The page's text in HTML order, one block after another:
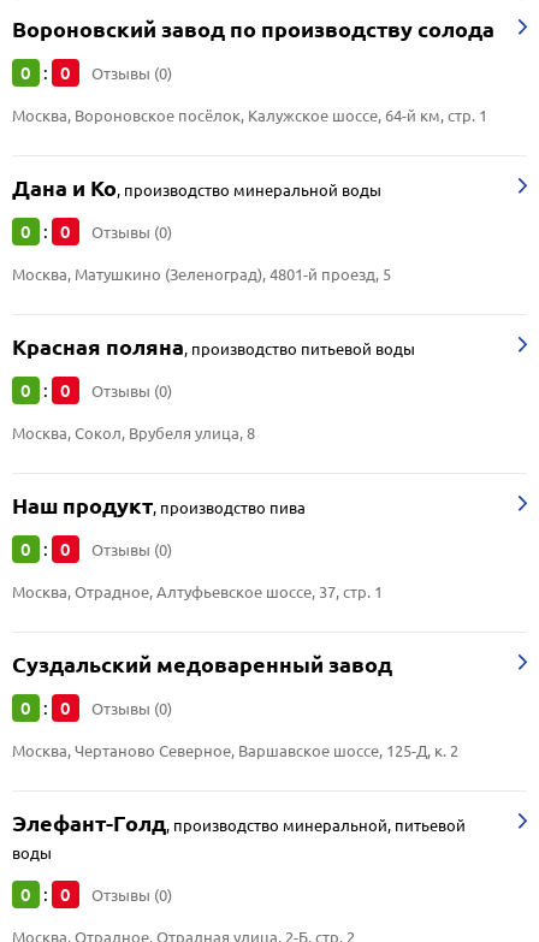
Вороновский завод по производству солода
0 : 0 Отзывы (0)
Москва, Вороновское посёлок, Калужское шоссе, 64-й км, стр. 1
Дана и Ко, производство минеральной воды
0 : 0 Отзывы (0)
Москва, Матушкино (Зеленоград), 4801-й проезд, 5
Красная поляна, производство питьевой воды
0 : 0 Отзывы (0)
Москва, Сокол, Врубеля улица, 8
Наш продукт, производство пива
0 : 0 Отзывы (0)
Москва, Отрадное, Алтуфьевское шоссе, 37, стр. 1
Суздальский медоваренный завод
0 : 0 Отзывы (0)
Москва, Чертаново Северное, Варшавское шоссе, 125-Д, к. 2
Элефант-Голд, производство минеральной, питьевой
воды
0 : 0 Отзывы (0)
Москва, Отрадное, Отрадная улица, 2-Б, стр. 2